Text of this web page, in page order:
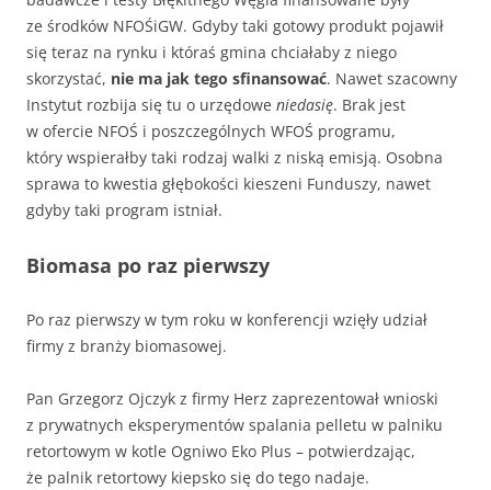
ze środków NFOŚiGW. Gdyby taki gotowy produkt pojawił
się teraz na rynku i któraś gmina chciałaby z niego
skorzystać, nie ma jak tego sfinansować. Nawet szacowny
Instytut rozbija się tu o urzędowe niedasię. Brak jest
w ofercie NFOŚ i poszczególnych WFOŚ programu,
który wspierałby taki rodzaj walki z niską emisją. Osobna
sprawa to kwestia głębokości kieszeni Funduszy, nawet
gdyby taki program istniał.
Biomasa po raz pierwszy
Po raz pierwszy w tym roku w konferencji wzięły udział
firmy z branży biomasowej.
Pan Grzegorz Ojczyk z firmy Herz zaprezentował wnioski
z prywatnych eksperymentów spalania pelletu w palniku
retortowym w kotle Ogniwo Eko Plus – potwierdzając,
że palnik retortowy kiepsko się do tego nadaje.